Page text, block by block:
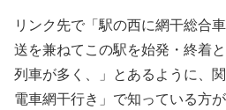
リンク先で「駅の西に網干総合
送を兼ねてこの駅を始発・終着
列車が多く、」とあるように、
電車網干行き」で知っている方